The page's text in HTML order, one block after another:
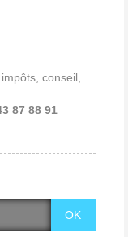
conseil,
87 88 91